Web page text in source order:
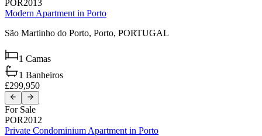
POR2013
Modern Apartment in Porto
São Martinho do Porto, Porto, PORTUGAL
1 Camas
1 Banheiros
£299,950
For Sale
POR2012
Private Condominium Apartment in Porto